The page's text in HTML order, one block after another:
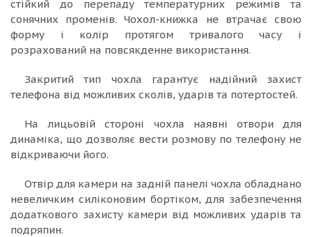
стійкий до перепаду температурних режимів та
сонячних променів. Чохол-книжка не втрачає свою
форму і колір протягом тривалого часу і
розрахований на повсякденне використання.
Закритий тип чохла гарантує надійний захист
телефона від можливих сколів, ударів та потертостей.
На лицьовій стороні чохла наявні отвори для
динаміка, що дозволяє вести розмову по телефону не
відкриваючи його.
Отвір для камери на задній панелі чохла обладнано
невеличким силіконовим бортіком, для забезпечення
додаткового захисту камери від можливих ударів та
подряпин.